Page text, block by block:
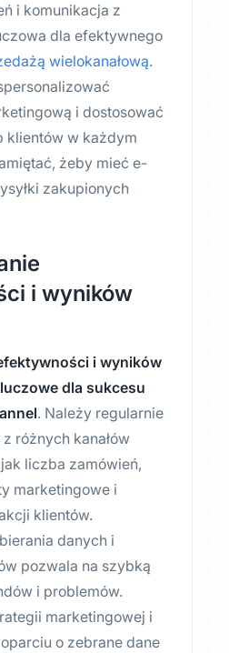
i komunikacja z
dla efektywnego
wielokanałową.
i dostosować
klientów w każdym
żeby mieć e-
zakupionych
i wyników
i wyników
dla sukcesu
. Należy regularnie
różnych kanałów
liczba zamówień,
marketingowe i
klientów.
danych i
pozwala na szybką
i problemów.
marketingowej i
o zebrane dane